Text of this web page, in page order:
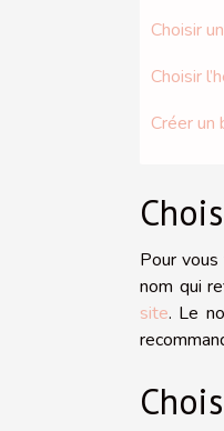
Choisir
Choisir
Créer
Pour
nom qui
site. Le